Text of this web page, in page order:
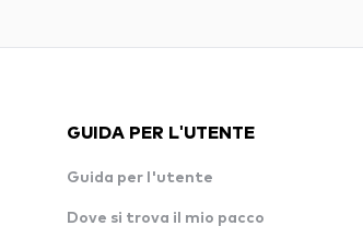
GUIDA PER L'UTENTE
Guida per l'utente
Dove si trova il mio pacco